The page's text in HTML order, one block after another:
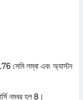
সেমি লম্বা এবং অ্যাস্টন
নম্বর হল 8।